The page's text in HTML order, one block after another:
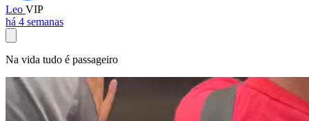
Leo VIP
há 4 semanas
Na vida tudo é passageiro